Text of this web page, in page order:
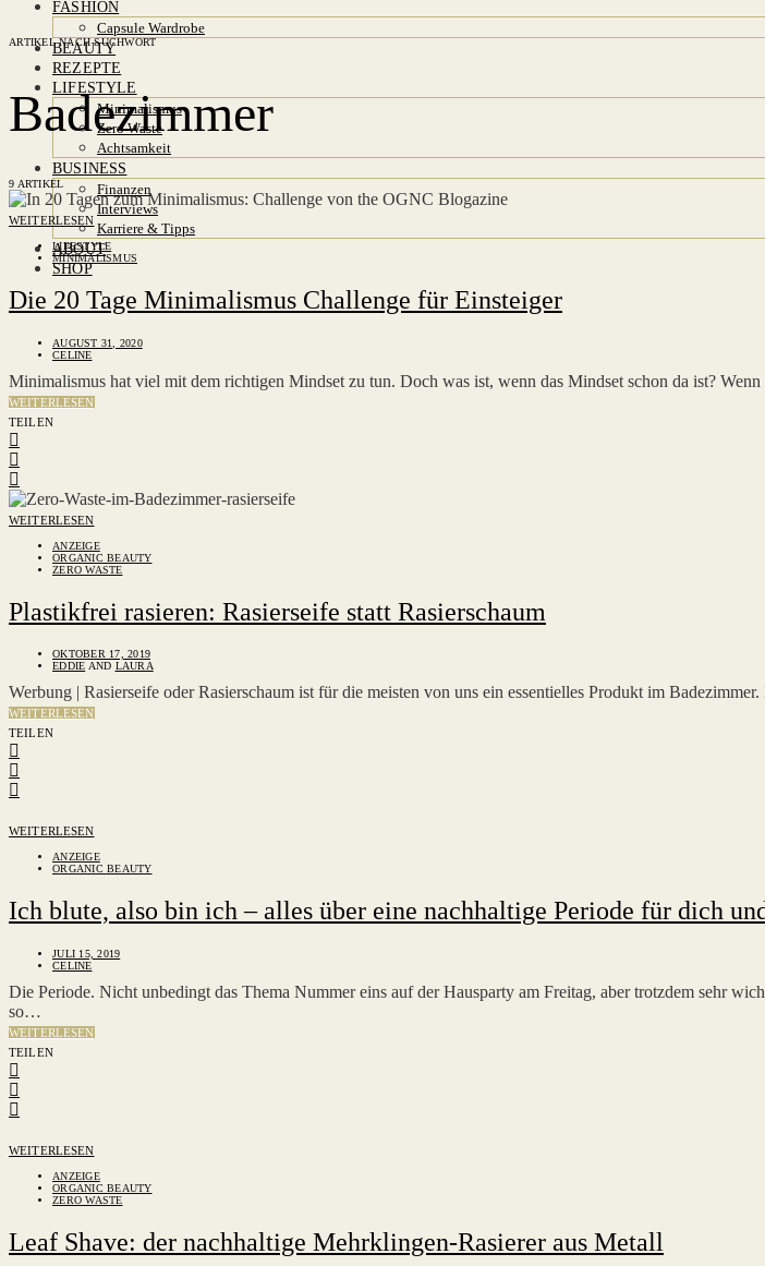
FASHION
Capsule Wardrobe
BEAUTY
REZEPTE
LIFESTYLE
Minimalismus
Zero Waste
Achtsamkeit
BUSINESS
Finanzen
Interviews
Karriere & Tipps
ABOUT
SHOP
ARTIKEL NACH SUCHWORT
Badezimmer
9 ARTIKEL
WEITERLESEN
LIFESTYLE
MINIMALISMUS
Die 20 Tage Minimalismus Challenge für Einsteiger
AUGUST 31, 2020
CELINE
Minimalismus hat viel mit dem richtigen Mindset zu tun. Doch was ist, wenn das Mindset schon da ist?
WEITERLESEN
TEILEN
WEITERLESEN
ANZEIGE
ORGANIC BEAUTY
ZERO WASTE
Plastikfrei rasieren: Rasierseife statt Rasierschaum
OKTOBER 17, 2019
EDDIE AND LAURA
Werbung | Rasierseife oder Rasierschaum ist für die meisten von uns ein essentielles Produkt im
WEITERLESEN
TEILEN
WEITERLESEN
ANZEIGE
ORGANIC BEAUTY
Ich blute, also bin ich – alles über eine nachhaltige Periode für dich
JULI 15, 2019
CELINE
Die Periode. Nicht unbedingt das Thema Nummer eins auf der Hausparty am Freitag, aber trotzdem sehr
so…
WEITERLESEN
TEILEN
WEITERLESEN
ANZEIGE
ORGANIC BEAUTY
ZERO WASTE
Leaf Shave: der nachhaltige Mehrklingen-Rasierer aus Metall